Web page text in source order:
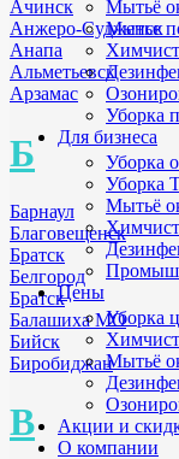
Ачинск
Анжеро-Судженск
Анапа
Альметьевск
Арзамас
Б
Барнаул
Благовещенск
Братск
Белгород
Братск
Балашиха МО
Бийск
Биробиджан
В
Мытьё
Мытье
Уборка
Для бизнеса
Уборка
Уборка
Мытьё
Цены
Уборка
Мытьё
Акции и
О компании